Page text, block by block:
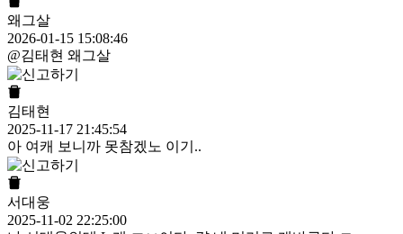
왜그살
2026-01-15 15:08:46
@김태현 왜그살
김태현
2025-11-17 21:45:54
아 여캐 보니까 못참겠노 이기..
서대웅
2025-11-02 22:25:00